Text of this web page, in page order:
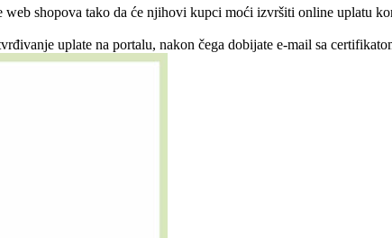
shopova tako da će njihovi kupci moći izvršiti online uplatu
uplate na portalu, nakon čega dobijate e-mail sa